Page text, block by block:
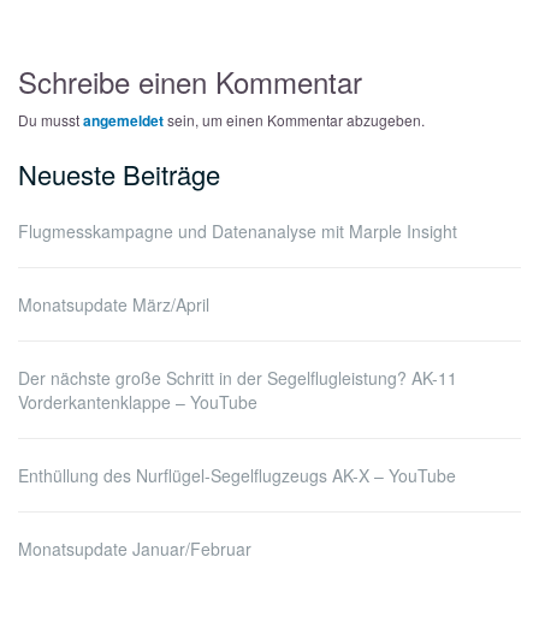
Schreibe einen Kommentar
Du musstangemeldetsein, um einen Kommentar abzugeben.
Neueste Beiträge
Flugmesskampagne und Datenanalyse mit Marple Insight
Monatsupdate März/April
Der nächste große Schritt in der Segelflugleistung? AK-11
Vorderkantenklappe – YouTube
Enthüllung des Nurflügel-Segelflugzeugs AK-X – YouTube
Monatsupdate Januar/Februar